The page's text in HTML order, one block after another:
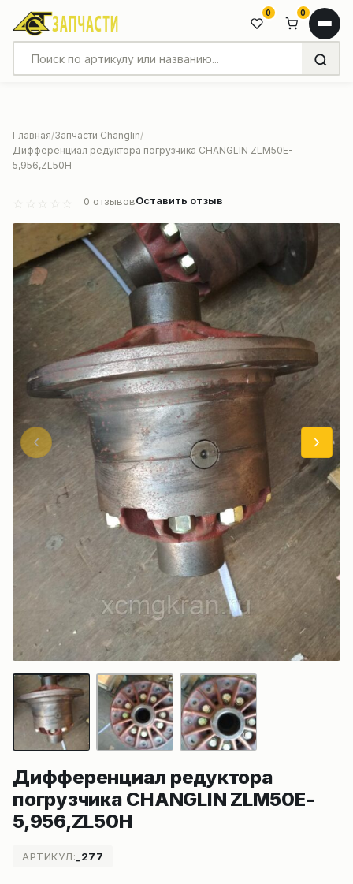
0 0
Главная Запчасти Changlin
Дифференциал редуктора погрузчика CHANGLIN ZLM50E-
5,956,ZL50H
0 отзывовОставить отзыв
Дифференциал редуктора
погрузчика CHANGLIN ZLM50E-
5,956,ZL50H
АРТИКУЛ: _277